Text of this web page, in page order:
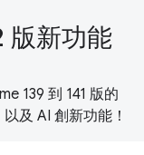
版新功能
139 到 141 版的
及 AI 創新功能！